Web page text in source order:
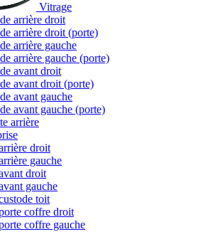
Vitrage
arrière droit
arrière droit (porte)
arrière gauche
arrière gauche (porte)
avant droit
avant droit (porte)
avant gauche
avant gauche (porte)
arrière
droit
gauche
droit
gauche
toit
coffre droit
coffre gauche